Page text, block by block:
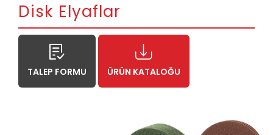
Disk Elyaflar
TALEP FORMU ÜRÜN KATALOĞU